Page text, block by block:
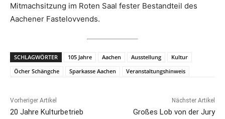
Mitmachsitzung im Roten Saal fester Bestandteil des
Aachener Fastelovvends.
SCHLAGWÖRTER 105 Jahre Aachen Ausstellung
Kultur
Öcher Schängche
Sparkasse Aachen Veranstaltungshinweis
Vorheriger Artikel
20 Jahre Kulturbetrieb
Nächster Artikel
Großes Lob von der Jury